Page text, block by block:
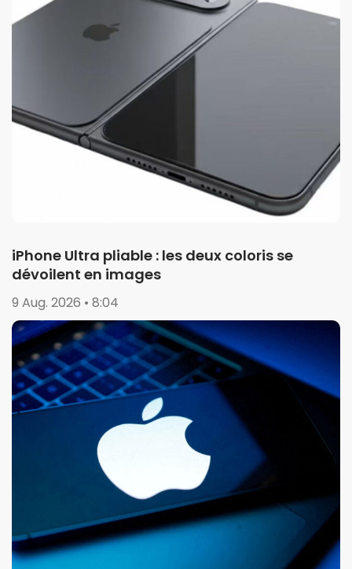
iPhone Ultra pliable : les deux coloris se
dévoilent en images
9 Aug. 2026 • 8:04